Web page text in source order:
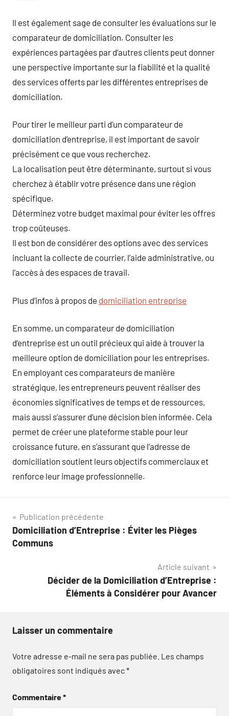
Il est également sage de consulter les évaluations sur le
comparateur de domiciliation. Consulter les
expériences partagées par d’autres clients peut donner
une perspective importante sur la fiabilité et la qualité
des services offerts par les différentes entreprises de
domiciliation.
Pour tirer le meilleur parti d’un comparateur de
domiciliation d’entreprise, il est important de savoir
précisément ce que vous recherchez.
La localisation peut être déterminante, surtout si vous
cherchez à établir votre présence dans une région
spécifique.
Déterminez votre budget maximal pour éviter les offres
trop coûteuses.
Il est bon de considérer des options avec des services
incluant la collecte de courrier, l’aide administrative, ou
l’accès à des espaces de travail.
Plus d’infos à propos de domiciliation entreprise
En somme, un comparateur de domiciliation
d’entreprise est un outil précieux qui aide à trouver la
meilleure option de domiciliation pour les entreprises.
En employant ces comparateurs de manière
stratégique, les entrepreneurs peuvent réaliser des
économies significatives de temps et de ressources,
mais aussi s’assurer d’une décision bien informée. Cela
permet de créer une plateforme stable pour leur
croissance future, en s’assurant que l’adresse de
domiciliation soutient leurs objectifs commerciaux et
renforce leur image professionnelle.
Navigation
de
Publication précédente
Domiciliation d’Entreprise : Éviter les Pièges
Communs
Article suivant
Décider de la Domiciliation d’Entreprise :
Éléments à Considérer pour Avancer
Laisser un commentaire
Votre adresse e-mail ne sera pas publiée. Les champs
obligatoires sont indiqués avec*
Commentaire*